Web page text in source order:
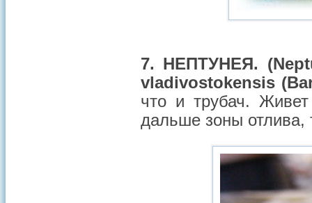
7. НЕПТУНЕЯ.
vladivostokensis
что и трубач.
дальше зоны отлива,